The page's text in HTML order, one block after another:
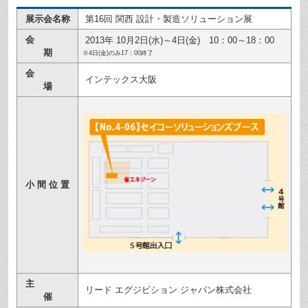
展示会名称
第16回 関西 設計・製造ソリューション展
会
期
2013年 10月2日(水)～4日(金) 10：00～18：00
※4日(金)のみ17：00終了
会
場
インテックス大阪
小 間 位 置
主
催
リード エグジビション ジャパン株式会社